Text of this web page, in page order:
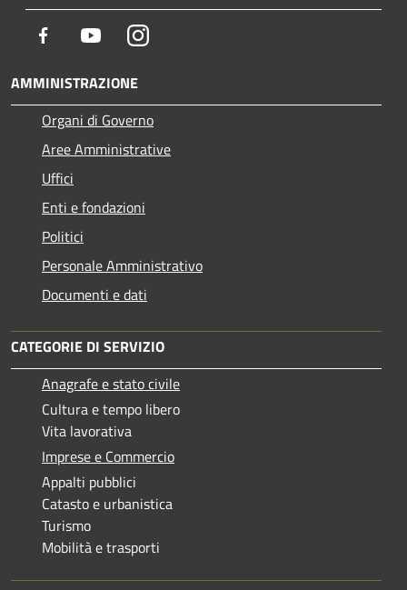
Facebook YoutubeInstagram
AMMINISTRAZIONE
Organi di Governo
Aree Amministrative
Uffici
Enti e fondazioni
Politici
Personale Amministrativo
Documenti e dati
CATEGORIE DI SERVIZIO
Anagrafe e stato civile
Cultura e tempo libero
Vita lavorativa
Imprese e Commercio
Appalti pubblici
Catasto e urbanistica
Turismo
Mobilità e trasporti